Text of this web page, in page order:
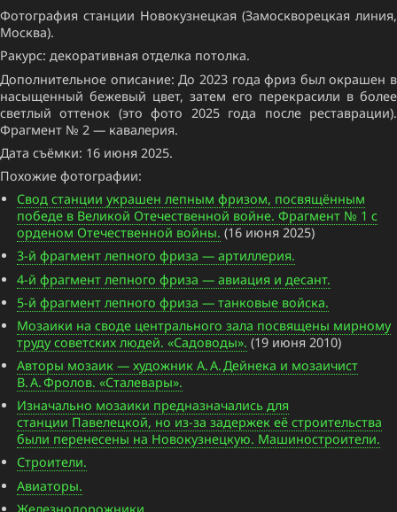
Фотография станции Новокузнецкая (Замоскворецкая линия,
Москва).
Ракурс: декоративная отделка потолка.
Дополнительное описание: До 2023 года фриз был окрашен в
насыщенный бежевый цвет, затем его перекрасили в более
светлый оттенок (это фото 2025 года после реставрации).
Фрагмент № 2 — кавалерия.
Дата съёмки: 16 июня 2025.
Похожие фотографии:
Свод станции украшен лепным фризом, посвящённым
победе в Великой Отечественной войне. Фрагмент № 1 с
орденом Отечественной войны. (16 июня 2025)
3-й фрагмент лепного фриза — артиллерия.
4-й фрагмент лепного фриза — авиация и десант.
5-й фрагмент лепного фриза — танковые войска.
Мозаики на своде центрального зала посвящены мирному
труду советских людей. «Садоводы». (19 июня 2010)
Авторы мозаик — художник А. А. Дейнека и мозаичист
В. А. Фролов. «Сталевары».
Изначально мозаики предназначались для
станции Павелецкой, но из-за задержек её строительства
были перенесены на Новокузнецкую. Машиностроители.
Строители.
Авиаторы.